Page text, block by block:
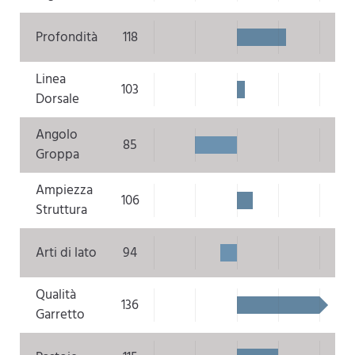
Profondità
118
Linea
Dorsale
103
Angolo
Groppa
85
Ampiezza
Struttura
106
Arti di lato
94
Qualità
Garretto
136